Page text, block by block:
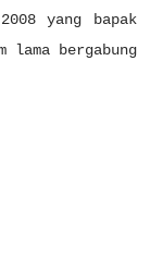
yang bapak
lama bergabung